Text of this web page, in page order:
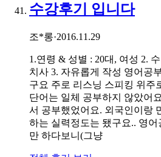
수강후기 입니다
조*롱·2016.11.29
1.연령 & 성별 : 20대, 여성 2.
치사 3. 자유롭게 작성 영어공
구요 주로 리스닝 스피킹 위주
단어는 일체 공부하지 않았어
서 공부했었어요. 외국인이랑
하는 실력정도는 됐구요.. 영
만 하다보니(그냥